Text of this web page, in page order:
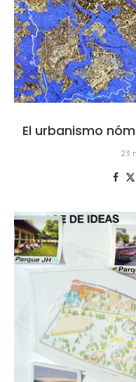
El urbanismo
23